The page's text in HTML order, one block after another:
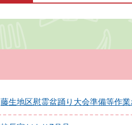
藤生地区慰霊盆踊り大会準備等作